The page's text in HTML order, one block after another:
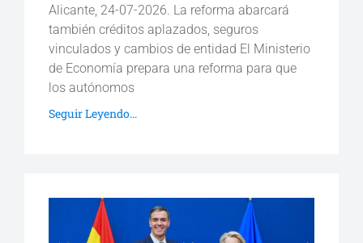
Alicante, 24-07-2026. La reforma abarcará
también créditos aplazados, seguros
vinculados y cambios de entidad El Ministerio
de Economía prepara una reforma para que
los autónomos
Seguir Leyendo...